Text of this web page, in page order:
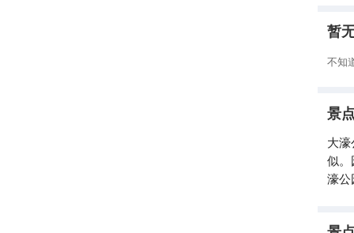
暂
不知
景
大
似。
濠公